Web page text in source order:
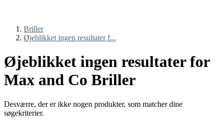
Briller
Øjeblikket ingen resultater f...
Øjeblikket ingen resultater for
Max and Co Briller
Desværre, der er ikke nogen produkter, som matcher dine
søgekriterier.